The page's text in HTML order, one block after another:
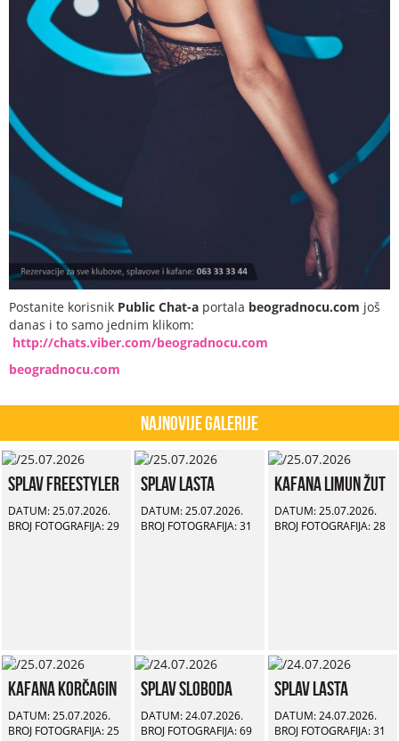
Postanite korisnik Public Chat-a portala beogradnocu.com još
danas i to samo jednim klikom:
http://chats.viber.com/beogradnocu.com
beogradnocu.com
Najnovije Galerije
Splav Freestyler
DATUM: 25.07.2026.
BROJ FOTOGRAFIJA: 29
Splav Lasta
DATUM: 25.07.2026.
BROJ FOTOGRAFIJA: 31
Kafana Limun Žut
DATUM: 25.07.2026.
BROJ FOTOGRAFIJA: 28
Kafana Korčagin
DATUM: 25.07.2026.
BROJ FOTOGRAFIJA: 25
Splav Sloboda
DATUM: 24.07.2026.
BROJ FOTOGRAFIJA: 69
Splav Lasta
DATUM: 24.07.2026.
BROJ FOTOGRAFIJA: 31